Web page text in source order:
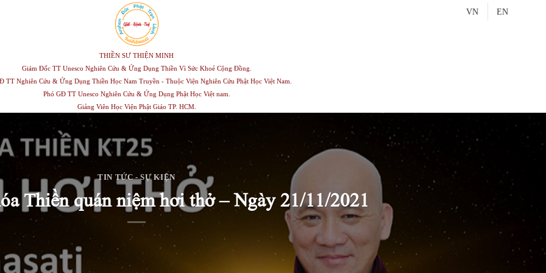
VN EN
THIỀN SƯ THIỆN MINH
Giám Đốc TT Unesco Nghiên Cứu & Ứng Dụng Thiền Vì Sức Khoẻ Cộng Đồng.
TT Nghiên Cứu & Ứng Dụng Thiền Học Nam Truyền - Thuộc Viện Nghiên Cứu Phật Học Việt Nam.
Phó GĐ TT Unesco Nghiên Cứu & Ứng Dụng Phật Học Việt nam.
Giảng Viên Học Viện Phật Giáo TP. HCM.
TIN TỨC - SỰ KIỆN
Thiền quán niệm hơi thở – Ngày 21/11/2021